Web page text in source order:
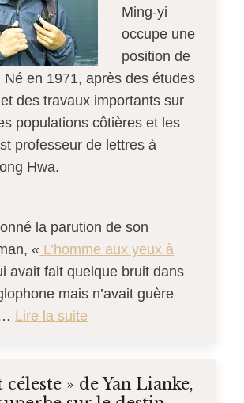
Ming-yi
occupe une
position de
Né en 1971, après des études
des travaux importants sur
populations côtières et les
professeur de lettres à
Hwa.
la parution de son
« L’homme aux yeux à
avait fait quelque bruit dans
mais n’avait guère
Lire la suite
céleste » de Yan Lianke,